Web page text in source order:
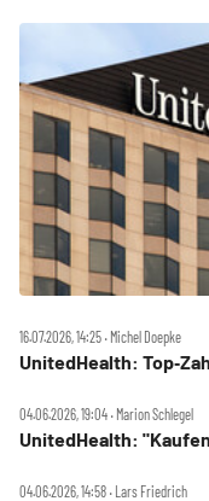
16.07.2026, 14:25 ‧ Michel Doepke
UnitedHealth:
04.06.2026, 19:04 ‧ Marion Schlegel
UnitedHealth:
04.06.2026, 14:58 ‧ Lars Friedrich